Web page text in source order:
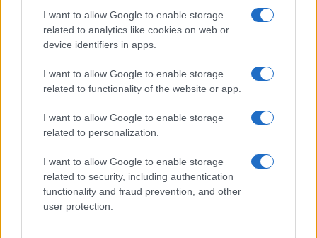
I want to allow Google to enable storage
related to analytics like cookies on web or
device identifiers in apps.
I want to allow Google to enable storage
related to functionality of the website or app.
I want to allow Google to enable storage
related to personalization.
I want to allow Google to enable storage
related to security, including authentication
functionality and fraud prevention, and other
user protection.
debbano andare così. Una volta che ancheItalia
confidasse a Mattarella di essere disponibile
esprimerebbe nel ricucire la previa alleanza. Qui
stava la reticenza di Conte ad una cosiddetta crisi
pilotata, non solo perché non sarebbe
programmabile e prevedibile
maggioranza, significherebbe sia una sconfitta
personale in quella sorta di mezzogiorno di fuoco
cui stiamo assistendo; sia una rinnovata